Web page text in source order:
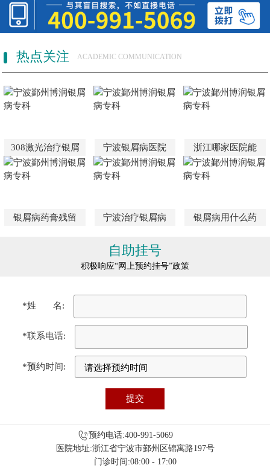
热点关注 ACADEMIC COMMUNICATION
308激光治疗银屑 宁波银屑病医院 浙江哪家医院能
银屑病药膏残留 宁波治疗银屑病 银屑病用什么药
自助挂号
积极响应“网上预约挂号”政策
*姓 名:
*联系电话:
*预约时间:
预约电话:400-991-5069
医院地址:浙江省宁波市鄞州区锦寓路197号
门诊时间:08:00 - 17:00